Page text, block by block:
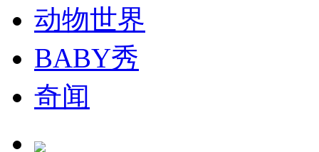
走！跟着总书记去植树
消防员救轻生者 花炮节热闹非凡
动物世界
BABY秀
奇闻